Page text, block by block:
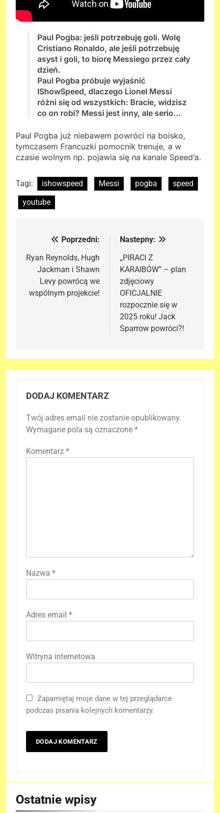
Paul Pogba: jeśli potrzebuję goli. Wolę
Cristiano Ronaldo, ale jeśli potrzebuję
asyst i goli, to biorę Messiego przez cały
dzień.
Paul Pogba próbuje wyjaśnić
IShowSpeed, dlaczego Lionel Messi
różni się od wszystkich: Bracie, widzisz
co on robi? Messi jest inny, ale serio…
Paul Pogba już niebawem powróci na boisko,
tymczasem Francuzki pomocnik trenuje, a w
czasie wolnym np. pojawia się na kanale Speed’a.
Tagi: ishowspeed Messi pogba
speed
youtube
Nawigacja
wpisu
Poprzedni:
Ryan Reynolds, Hugh
Jackman i Shawn
Levy powrócą we
wspólnym projekcie!
Nastepny:
„PIRACI Z
KARAIBÓW” – plan
zdjęciowy
OFICJALNIE
rozpocznie się w
2025 roku! Jack
Sparrow powróci?!
DODAJ KOMENTARZ
Twój adres email nie zostanie opublikowany.
Wymagane pola są oznaczone *
Komentarz *
Nazwa *
Adres email *
Witryna internetowa
Zapamiętaj moje dane w tej przeglądarce
podczas pisania kolejnych komentarzy.
Ostatnie wpisy